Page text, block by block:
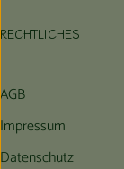
RECHTLICHES
AGB
Impressum
Datenschutz